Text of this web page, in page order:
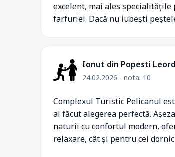
excelent, mai ales
farfuriei. Dacă nu iubești
Ionut din Popesti
24.02.2026 - nota: 10
Complexul Turistic Pelicanul
ai făcut alegerea perfectă.
naturii cu confortul modern,
relaxare, cât și pentru cei